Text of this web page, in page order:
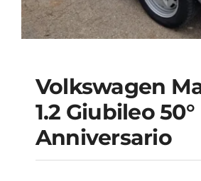
Maggiolino
Giubileo
Volkswagen
1.2 Giubileo 50°
Anniversario